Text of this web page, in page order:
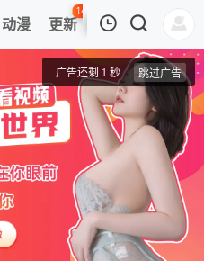
动漫 更新
141
热榜 APP
第9集